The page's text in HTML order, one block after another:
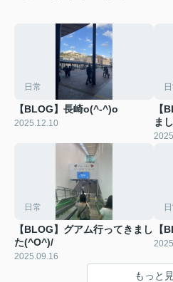
日常
【BLOG】長崎o(^-^)o
2025.12.10
【
ま
日常
【BLOG】グアム行ってきまし
た(^O^)/
2025.09.16
【
もっと